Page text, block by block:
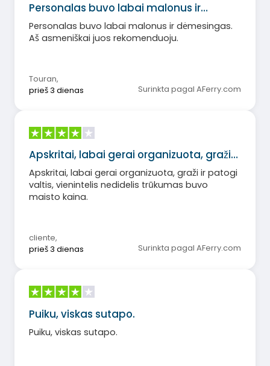
Personalas buvo labai malonus ir…
Personalas buvo labai malonus ir dėmesingas.
Aš asmeniškai juos rekomenduoju.
Touran,
prieš 3 dienas
Surinkta pagal AFerry.com
Apskritai, labai gerai organizuota, graži…
Apskritai, labai gerai organizuota, graži ir patogi
valtis, vienintelis nedidelis trūkumas buvo
maisto kaina.
cliente,
prieš 3 dienas
Surinkta pagal AFerry.com
Puiku, viskas sutapo.
Puiku, viskas sutapo.